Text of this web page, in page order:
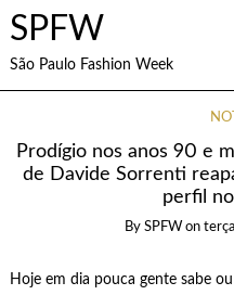
SPFW
São Paulo Fashion Week
Prodígio nos anos 90 e
de Davide Sorrenti
perfil
By SPFW on
Hoje em dia pouca gente sabe